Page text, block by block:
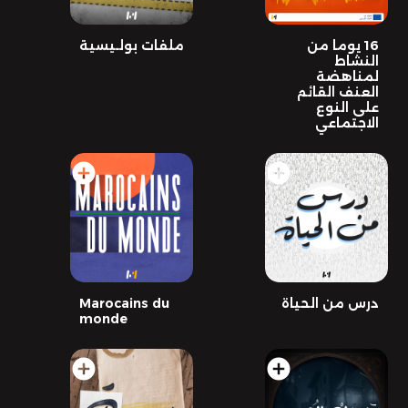
16 يوما من
النشاط
لمناهضة
العنف القائم
على النوع
الاجتماعي
ملفات بولـيسية
add_circle
درس من الحياة
add_circle
Marocains du
monde
add_circle
add_circle